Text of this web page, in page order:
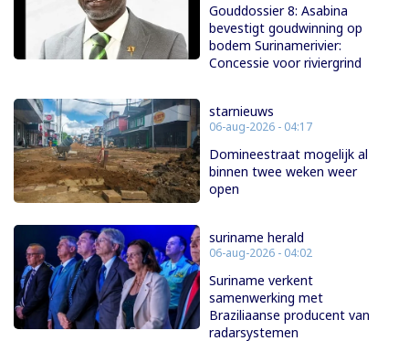
Gouddossier 8: Asabina
bevestigt goudwinning op
bodem Surinamerivier:
Concessie voor riviergrind
starnieuws
06-aug-2026 - 04:17
Domineestraat mogelijk al
binnen twee weken weer
open
suriname herald
06-aug-2026 - 04:02
Suriname verkent
samenwerking met
Braziliaanse producent van
radarsystemen